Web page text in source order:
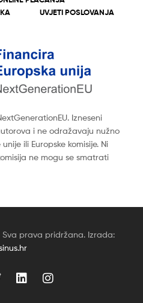
UVJETI POSLOVANJA
Izneseni
i ne odražavaju nužno
ili Europske komisije. Ni
ne mogu se smatrati
Sva prava pridržana. Izrada: